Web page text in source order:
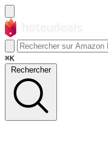
⌘K
Rechercher